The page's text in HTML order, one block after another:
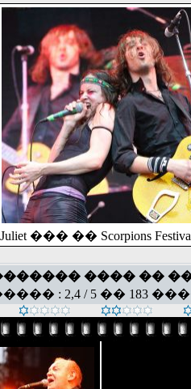
Juliet ��� �� Scorpions
���� ��
: 2,4 / 5 �� 183